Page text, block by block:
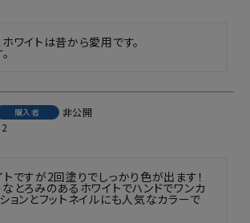
ワイトは昔から愛用です。
購入者
非公開
ですが2回塗りでしっかり色が出ます！
とろみのあるホワイトでハンドでワンカ
ョンとフットネイルにも人気なカラーで